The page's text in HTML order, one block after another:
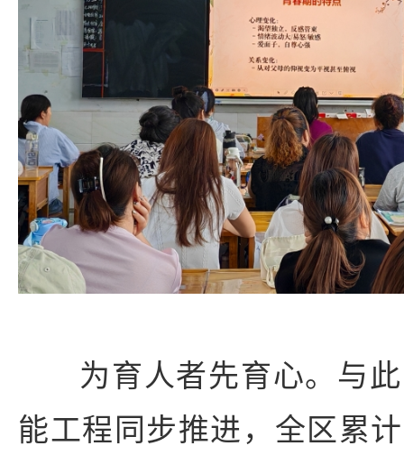
为育人者先育心。与
能工程同步推进，全区累